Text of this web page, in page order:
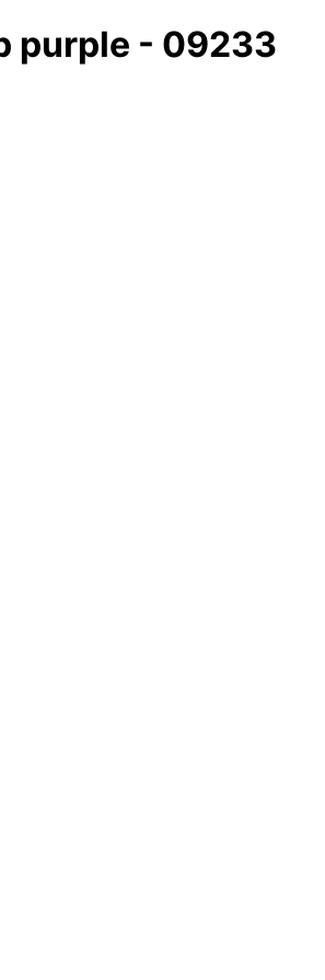
purple - 09233